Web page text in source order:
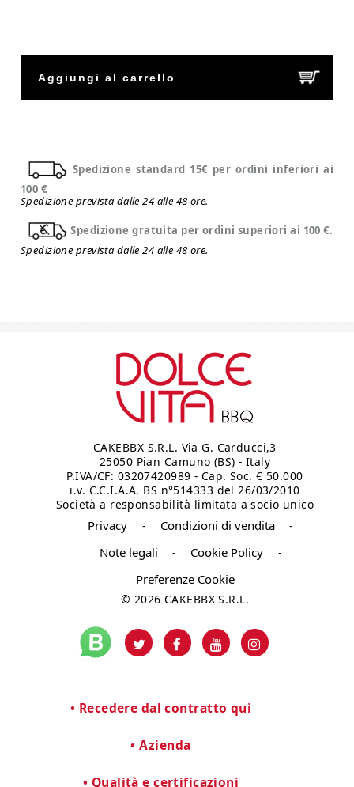
Aggiungi al carrello
Spedizione standard 15€ per ordini inferiori ai
100 €
Spedizione prevista dalle 24 alle 48 ore.
Spedizione gratuita per ordini superiori ai 100 €.
Spedizione prevista dalle 24 alle 48 ore.
CAKEBBX S.R.L. Via G. Carducci,3
25050 Pian Camuno (BS) - Italy
P.IVA/CF: 03207420989 - Cap. Soc. € 50.000
i.v. C.C.I.A.A. BS n°514333 del 26/03/2010
Società a responsabilità limitata a socio unico
Privacy - Condizioni di vendita -
Note legali - Cookie Policy -
Preferenze Cookie
© 2026 CAKEBBX S.R.L.
Recedere dal contratto qui
Azienda
Qualità e certificazioni